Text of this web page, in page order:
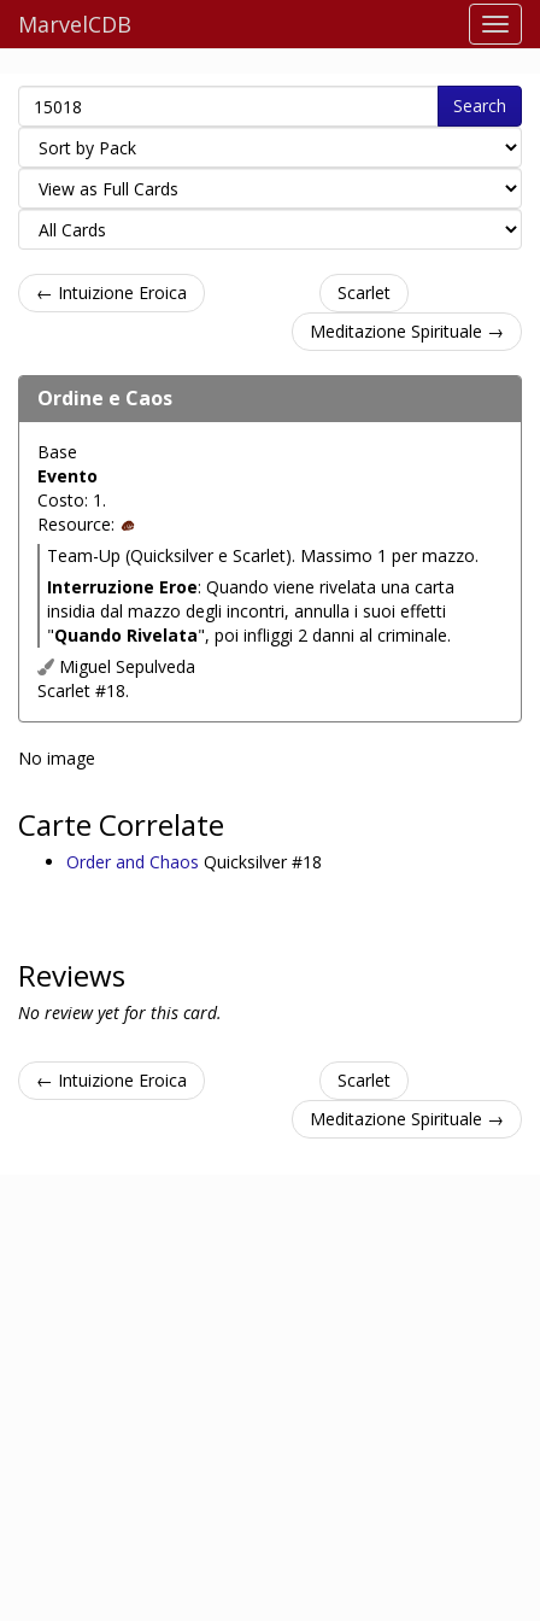
MarvelCDB
Search
← Intuizione Eroica
Scarlet
Meditazione Spirituale →
Ordine e Caos
Base
Evento
Costo: 1.
Resource:
Team-Up (Quicksilver e Scarlet). Massimo 1 per mazzo.
Interruzione Eroe: Quando viene rivelata una carta
insidia dal mazzo degli incontri, annulla i suoi effetti
"Quando Rivelata", poi infliggi 2 danni al criminale.
Miguel Sepulveda
Scarlet #18.
No image
Carte Correlate
Order and Chaos Quicksilver #18
Reviews
No review yet for this card.
← Intuizione Eroica
Scarlet
Meditazione Spirituale →